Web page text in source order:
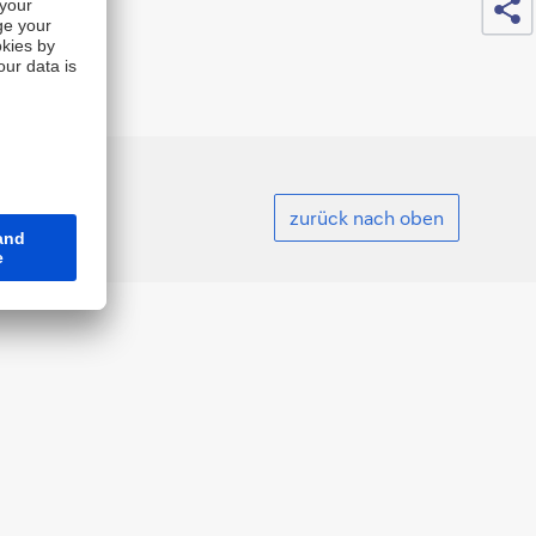
zurück nach oben